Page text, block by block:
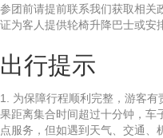
参团前请提前联系我们获取相关
证为客人提供轮椅升降巴士或安
出行提示
1. 为保障行程顺利完整，游客
果距离集合时间超过十分钟，车
点服务，但如遇到天气、交通